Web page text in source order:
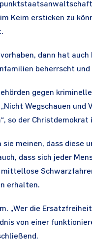
Keim ersticken zu
dann hat
beherrscht
gegen
Wegschauen und
so der
meinen, dass
dass sich jeder
erhalten.
„Wer die
von einer